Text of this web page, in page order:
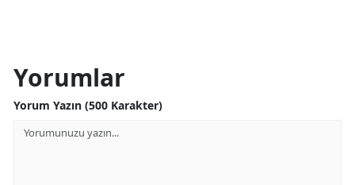
Yorumlar
Yorum Yazın (500 Karakter)